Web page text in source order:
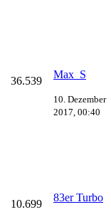
36.539
Max_S
10. Dezember
2017, 00:40
10.699
83er Turbo